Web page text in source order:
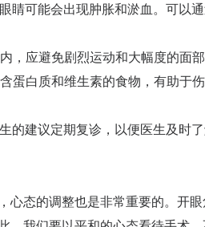
睛可能会出现肿胀和淤血。可以
，应避免剧烈运动和大幅度的面
蛋白质和维生素的食物，有助于
的建议定期复诊，以便医生及时
态的调整也是非常重要的。开眼